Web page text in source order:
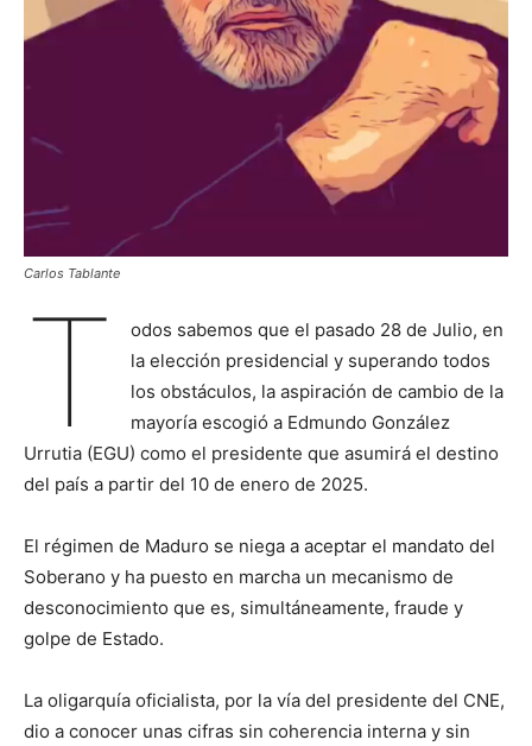
Carlos Tablante
T
odos sabemos que el pasado 28 de Julio, en
la elección presidencial y superando todos
los obstáculos, la aspiración de cambio de la
mayoría escogió a Edmundo González
Urrutia (EGU) como el presidente que asumirá el destino
del país a partir del 10 de enero de 2025.
El régimen de Maduro se niega a aceptar el mandato del
Soberano y ha puesto en marcha un mecanismo de
desconocimiento que es, simultáneamente, fraude y
golpe de Estado.
La oligarquía oficialista, por la vía del presidente del CNE,
dio a conocer unas cifras sin coherencia interna y sin